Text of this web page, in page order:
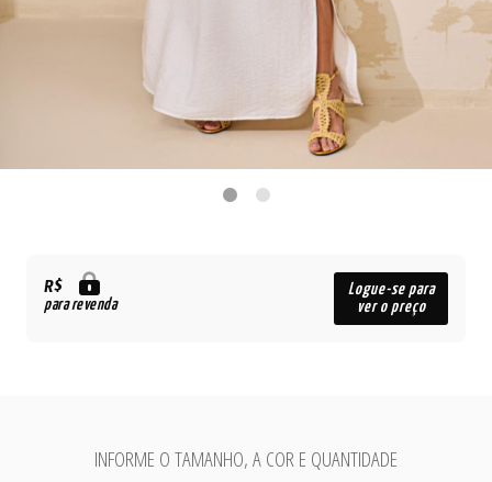
R$
para revenda
Logue-se para
ver o preço
INFORME O TAMANHO, A COR E QUANTIDADE